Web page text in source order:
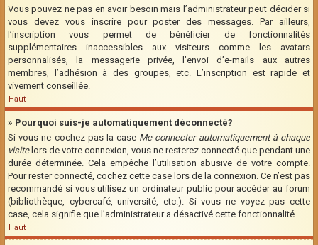
Vous pouvez ne pas en avoir besoin mais l’administrateur peut décider si
vous devez vous inscrire pour poster des messages. Par ailleurs,
l’inscription vous permet de bénéficier de fonctionnalités
supplémentaires inaccessibles aux visiteurs comme les avatars
personnalisés, la messagerie privée, l’envoi d’e-mails aux autres
membres, l’adhésion à des groupes, etc. L’inscription est rapide et
vivement conseillée.
Haut
» Pourquoi suis-je automatiquement déconnecté?
Si vous ne cochez pas la case Me connecter automatiquement à chaque
visitelors de votre connexion, vous ne resterez connecté que pendant une
durée déterminée. Cela empêche l’utilisation abusive de votre compte.
Pour rester connecté, cochez cette case lors de la connexion. Ce n’est pas
recommandé si vous utilisez un ordinateur public pour accéder au forum
(bibliothèque, cybercafé, université, etc.). Si vous ne voyez pas cette
case, cela signifie que l’administrateur a désactivé cette fonctionnalité.
Haut